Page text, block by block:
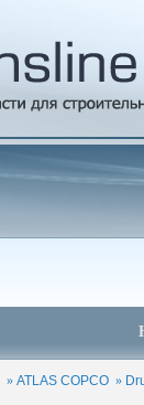
» ATLAS COPCO»